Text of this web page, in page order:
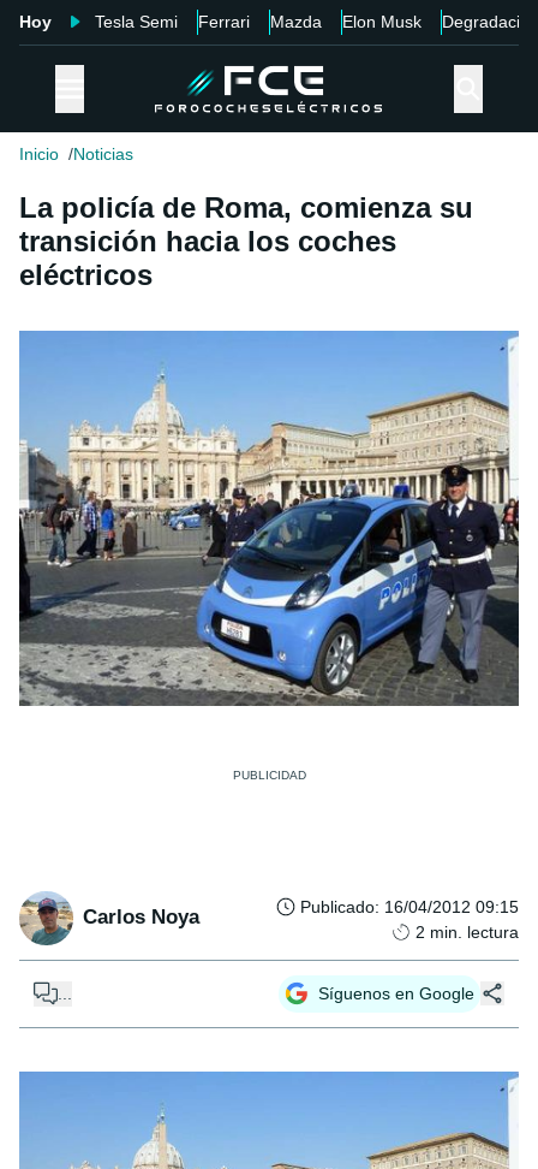
Hoy Tesla Semi Ferrari Mazda Elon Musk Degradación
Inicio Noticias
La policía de Roma, comienza su
transición hacia los coches
eléctricos
Carlos Noya Publicado: 16/04/2012 09:15
2 min. lectura
Síguenos en Google